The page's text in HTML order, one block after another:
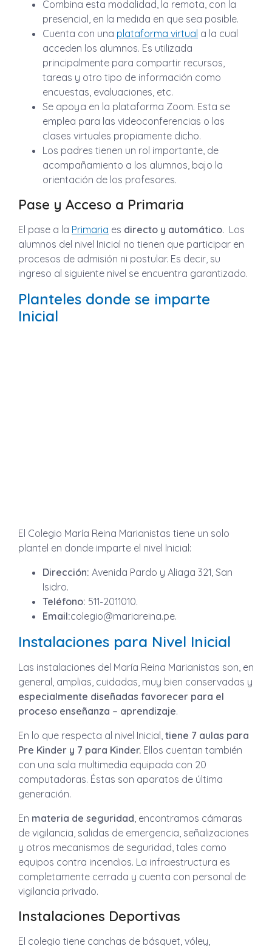
Combina esta modalidad, la remota, con la
presencial, en la medida en que sea posible.
Cuenta con una plataforma virtual a la cual
acceden los alumnos. Es utilizada
principalmente para compartir recursos,
tareas y otro tipo de información como
encuestas, evaluaciones, etc.
Se apoya en la plataforma Zoom. Esta se
emplea para las videoconferencias o las
clases virtuales propiamente dicho.
Los padres tienen un rol importante, de
acompañamiento a los alumnos, bajo la
orientación de los profesores.
Pase y Acceso a Primaria
El pase a la Primaria es directo y automático. Los
alumnos del nivel Inicial no tienen que participar en
procesos de admisión ni postular. Es decir, su
ingreso al siguiente nivel se encuentra garantizado.
Planteles donde se imparte
Inicial
El Colegio María Reina Marianistas tiene un solo
plantel en donde imparte el nivel Inicial:
Dirección: Avenida Pardo y Aliaga 321, San
Isidro.
Teléfono: 511-2011010.
Email:colegio@mariareina.pe.
Instalaciones para Nivel Inicial
Las instalaciones del María Reina Marianistas son, en
general, amplias, cuidadas, muy bien conservadas y
especialmente diseñadas favorecer para el
proceso enseñanza – aprendizaje.
En lo que respecta al nivel Inicial, tiene 7 aulas para
Pre Kinder y 7 para Kinder. Ellos cuentan también
con una sala multimedia equipada con 20
computadoras. Éstas son aparatos de última
generación.
En materia de seguridad, encontramos cámaras
de vigilancia, salidas de emergencia, señalizaciones
y otros mecanismos de seguridad, tales como
equipos contra incendios. La infraestructura es
completamente cerrada y cuenta con personal de
vigilancia privado.
Instalaciones Deportivas
El colegio tiene canchas de básquet, vóley,